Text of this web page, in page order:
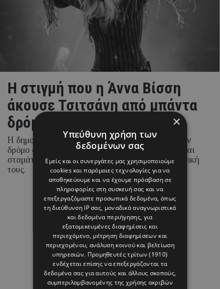
H στιγμή που η Άννα Βίσση
άκουσε Τσιτσάνη από μπάντα
δρόμου
Η δημοφιλής τραγουδίστρια βρέθηκε τυχαία στον
δρόμο όπου έπαιζε η μπάντα «Αγία Φανφάρα» και
σταμάτησε για να απολαύσει από κοντά τη μουσική
τους.
08 ΑΥΓΟΥΣΤΟΥ 26 - 15:49
Margarita Psichi
×
Υπεύθυνη χρήση των
δεδομένων σας
Εμείς και οι συνεργάτες μας χρησιμοποιούμε
cookies και παρόμοιες τεχνολογίες για να
αποθηκεύουμε και να έχουμε πρόσβαση σε
πληροφορίες στη συσκευή σας και να
επεξεργαζόμαστε προσωπικά δεδομένα, όπως
τη διεύθυνση IP σας, μοναδικά αναγνωριστικά
και δεδομένα περιήγησης, για
εξατομικευμένες διαφημίσεις και
περιεχόμενο, μέτρηση διαφημίσεων και
περιεχομένου, ανάλυση κοινού και βελτίωση
υπηρεσιών. Προμηθευτές τρίτων (1910)
ενδέχεται επίσης να επεξεργάζονται τα
δεδομένα σας για αυτούς και άλλους σκοπούς,
συμπεριλαμβανομένης της χρήσης ακριβών